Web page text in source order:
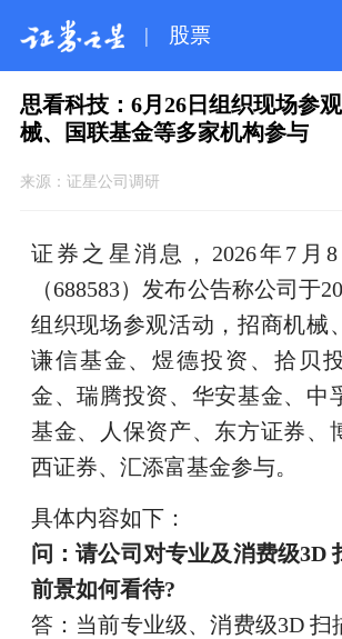
| 股票
思看科技：6月26日组织现场参
械、国联基金等多家机构参与
来源： 证星公司调研
证券之星消息，2026年7月
（688583）发布公告称公司于
组织现场参观活动，招商机械
谦信基金、煜德投资、拾贝
金、瑞腾投资、华安基金、中
基金、人保资产、东方证券、
西证券、汇添富基金参与。
具体内容如下：
问：请公司对专业及消费级3D
前景如何看待?
答：当前专业级、消费级3D 扫